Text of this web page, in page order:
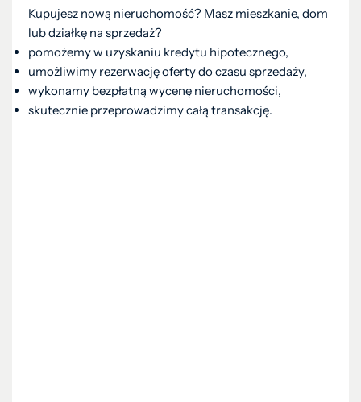
Kupujesz nową nieruchomość? Masz mieszkanie, dom
lub działkę na sprzedaż?
pomożemy w uzyskaniu kredytu hipotecznego,
umożliwimy rezerwację oferty do czasu sprzedaży,
wykonamy bezpłatną wycenę nieruchomości,
skutecznie przeprowadzimy całą transakcję.